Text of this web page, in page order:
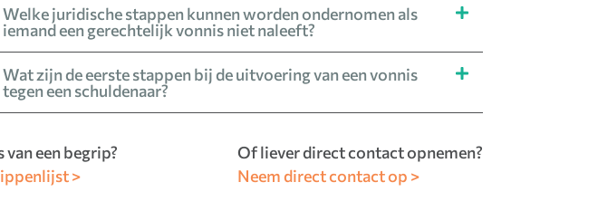
Welke juridische stappen kunnen worden ondernomen als
iemand een gerechtelijk vonnis niet naleeft?
Wat zijn de eerste stappen bij de uitvoering van een vonnis
tegen een schuldenaar?
een begrip?
>
Of liever direct contact opnemen?
Neem direct contact op >